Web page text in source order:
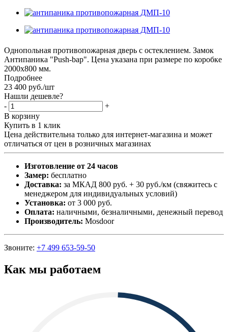
Однопольная противопожарная дверь с остеклением. Замок
Антипаника "Push-bap". Цена указана при размере по коробке
2000х800 мм.
Подробнее
23 400 руб./шт
Нашли дешевле?
-
+
В корзину
Купить в 1 клик
Цена действительна только для интернет-магазина и может
отличаться от цен в розничных магазинах
Изготовление от 24 часов
Замер: бесплатно
Доставка: за МКАД 800 руб. + 30 руб./км (свяжитесь с
менеджером для индивидуальных условий)
Установка: от 3 000 руб.
Оплата: наличными, безналичными, денежный перевод
Производитель: Mosdoor
Звоните: +7 499 653-59-50
Как мы работаем